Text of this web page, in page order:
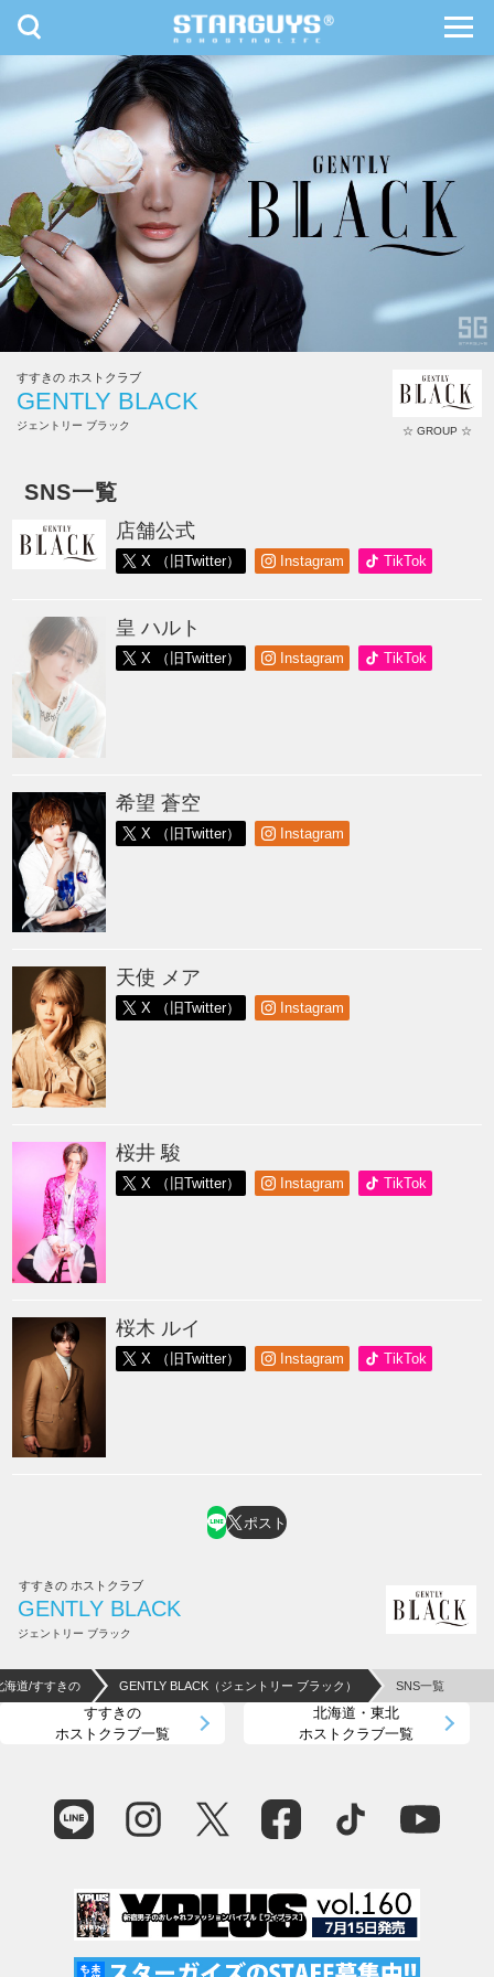
北海道・東北
toggle
navigation
すすきの ホストクラブ
GENTLY BLACK
ジェントリー ブラック ☆ GROUP ☆
SNS一覧
店舗公式
X （旧Twitter） Instagram TikTok
皇 ハルト
X （旧Twitter） Instagram TikTok
希望 蒼空
X （旧Twitter） Instagram
天使 メア
X （旧Twitter） Instagram
桜井 駿
X （旧Twitter） Instagram TikTok
桜木 ルイ
X （旧Twitter） Instagram TikTok
ポスト
すすきの ホストクラブ
GENTLY BLACK
ジェントリー ブラック
海道/すすきの GENTLY BLACK（ジェントリー ブラック） SNS一覧
すすきの
ホストクラブ一覧
北海道・東北
ホストクラブ一覧